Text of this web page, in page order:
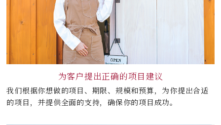
为客户提出正确的项目建议
我们根据你想做的项目、期限、规模和预算，为你提出合适
的项目，并提供全面的支持，确保你的项目成功。